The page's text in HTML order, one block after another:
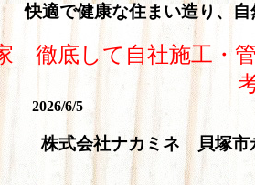
快適で健康な住まい造り、
徹底して自社施工・
2026/6/5
株式会社ナカミネ 貝塚